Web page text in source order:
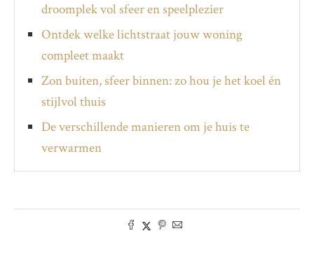
droomplek vol sfeer en speelplezier
Ontdek welke lichtstraat jouw woning
compleet maakt
Zon buiten, sfeer binnen: zo hou je het koel én
stijlvol thuis
De verschillende manieren om je huis te
verwarmen